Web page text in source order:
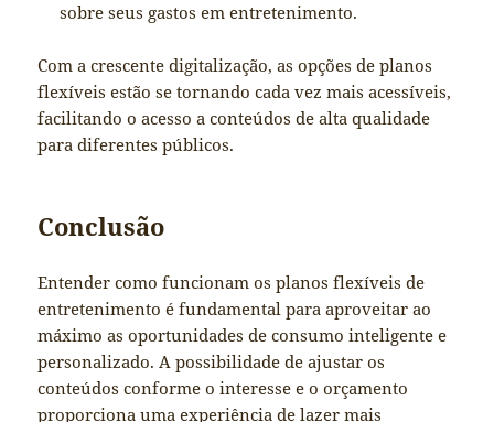
sobre seus gastos em entretenimento.
Com a crescente digitalização, as opções de planos
flexíveis estão se tornando cada vez mais acessíveis,
facilitando o acesso a conteúdos de alta qualidade
para diferentes públicos.
Conclusão
Entender como funcionam os planos flexíveis de
entretenimento é fundamental para aproveitar ao
máximo as oportunidades de consumo inteligente e
personalizado. A possibilidade de ajustar os
conteúdos conforme o interesse e o orçamento
proporciona uma experiência de lazer mais